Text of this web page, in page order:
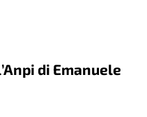
di Emanuele